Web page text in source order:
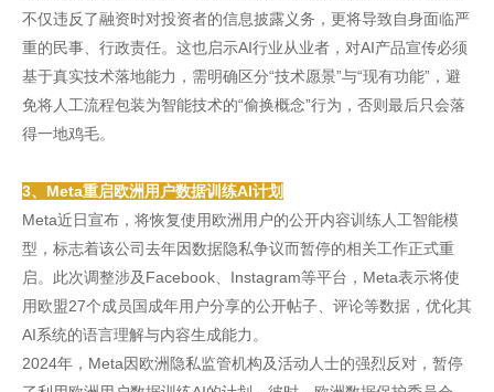
不仅违反了融资时对投资者的信息披露义务，更将导致自身面临严
重的民事、行政责任。这也启示AI行业从业者，对AI产品宣传必须
基于真实技术落地能力，需明确区分“技术愿景”与“现有功能”，避
免将人工流程包装为智能技术的“偷换概念”行为，否则最后只会落
得一地鸡毛。
3、Meta重启欧洲用户数据训练AI计划
Meta近日宣布，将恢复使用欧洲用户的公开内容训练人工智能模
型，标志着该公司去年因数据隐私争议而暂停的相关工作正式重
启。此次调整涉及Facebook、Instagram等平台，Meta表示将使
用欧盟27个成员国成年用户分享的公开帖子、评论等数据，优化其
AI系统的语言理解与内容生成能力。
2024年，Meta因欧洲隐私监管机构及活动人士的强烈反对，暂停